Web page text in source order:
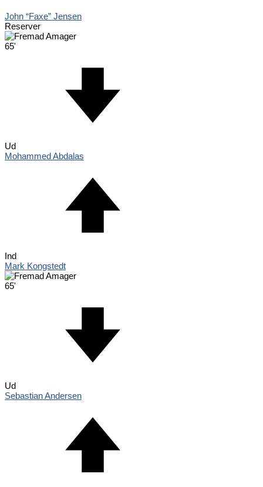
John “Faxe” Jensen
Reserver
65'
Ud
Mohammed Abdalas
Ind
Mark Kongstedt
65'
Ud
Sebastian Andersen